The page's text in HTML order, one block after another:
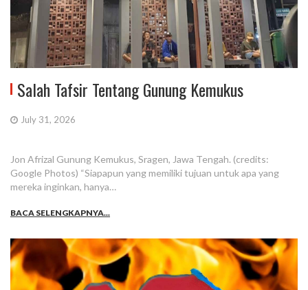
Salah Tafsir Tentang Gunung Kemukus
July 31, 2026
Jon Afrizal Gunung Kemukus, Sragen, Jawa Tengah. (credits:
Google Photos) “Siapapun yang memiliki tujuan untuk apa yang
mereka inginkan, hanya…
BACA SELENGKAPNYA...